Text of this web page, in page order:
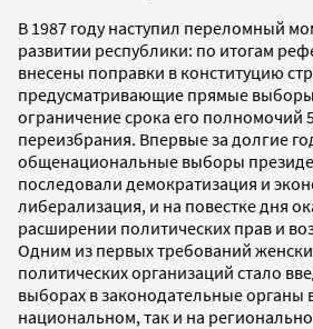
В 1987 году наступил переломный
развитии республики: по итогам
внесены поправки в конституцию
предусматривающие прямые
ограничение срока его полномочий
переизбрания. Впервые за долгие
общенациональные выборы
последовали демократизация и
либерализация, и на повестке дня
расширении политических прав и
Одним из первых требований
политических организаций стало
выборах в законодательные органы
национальном, так и на